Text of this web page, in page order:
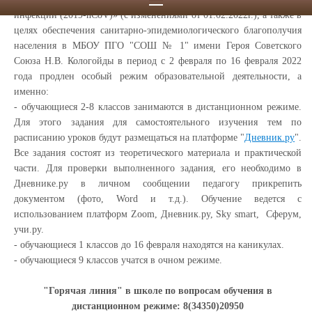
инфекции (2019-nCoV)» (с изменениями от 01.02.2022г.),а также в
целях обеспечения санитарно-эпидемиологического благополучия
населения в МБОУ ПГО "СОШ № 1" имени Героя Советского
Союза Н.В. Кологойды в период с 2 февраля по 16 февраля 2022
года продлен особый режим образовательной деятельности, а
именно:
- обучающиеся 2-8 классов занимаются в дистанционном режиме.
Для этого задания для самостоятельного изучения тем по
расписанию уроковбудут размещаться на платформе "Дневник.ру".
Все задания состоят из теоретического материала и практической
части. Для проверки выполненного задания, его необходимо в
Дневнике.ру в личном сообщении педагогу прикрепить
документом (фото, Word и т.д.). Обучение ведется c
использованием платформ Zoom, Дневник.ру, Sky smart, Сферум,
учи.ру.
- обучающиеся 1 классов до 16 февраля находятся на каникулах.
- обучающиеся 9 классов учатся в очном режиме.
"Горячая линия" в школе по вопросам обучения в
дистанционном режиме: 8(34350)20950